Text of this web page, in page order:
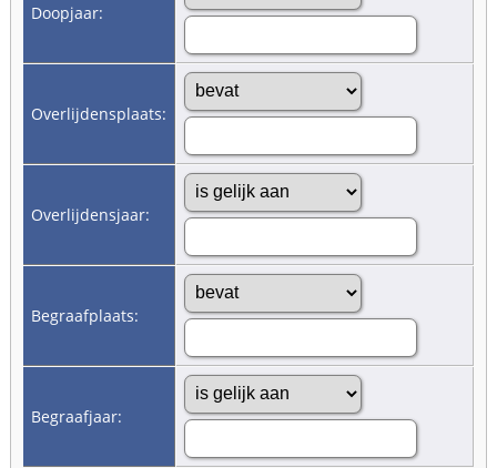
Doopjaar:
Overlijdensplaats:
Overlijdensjaar:
Begraafplaats:
Begraafjaar: